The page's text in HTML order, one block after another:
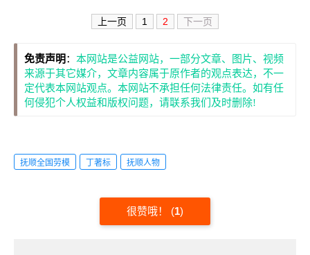
上一页 1 2 下一页
免责声明 ： 本网站是公益网站，一部分文章、图片、视频
来源于其它媒介，文章内容属于原作者的观点表达，不一
定代表本网站观点。本网站不承担任何法律责任。如有任
何侵犯个人权益和版权问题，请联系我们及时删除!
抚顺全国劳模 丁著标 抚顺人物
很赞哦！ (1)